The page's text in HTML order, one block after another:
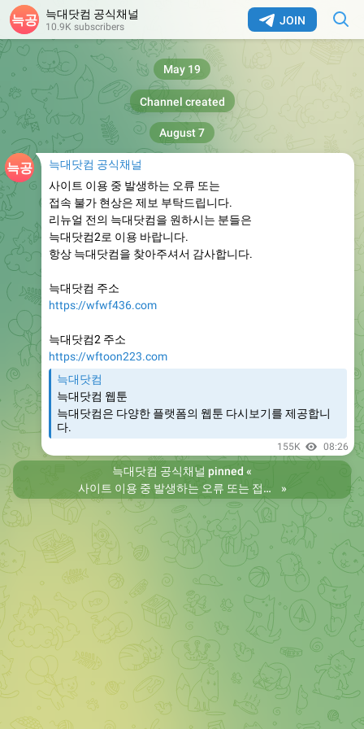
JOIN
늑대닷컴 공식채널
10.9K subscribers
Channel created
May 19
늑대닷컴 공식채널
사이트 이용 중 발생하는 오류 또는
접속 불가 현상은 제보 부탁드립니다.
리뉴얼 전의 늑대닷컴을 원하시는 분들은
늑대닷컴2로 이용 바랍니다.
항상 늑대닷컴을 찾아주셔서 감사합니다.
늑대닷컴 주소
https://wfwf436.com
늑대닷컴2 주소
https://wftoon223.com
늑대닷컴
늑대닷컴 웹툰
늑대닷컴은 다양한 플랫폼의 웹툰 다시보기를 제공합니
다.
155K 08:26
August 7
늑대닷컴 공식채널 pinned «
사이트 이용 중 발생하는 오류 또는 접속 불가 현상은 제보 부탁드립니다. 리뉴얼 전의 늑대닷컴을 원하시는 분들은 늑대닷컴2로 이용 바랍니다. 항상 늑대닷컴을 찾아주셔서 감사합니다. 늑대닷컴 주소 https://wfwf436.com 늑대닷컴2 주소 https://wftoon223.com
»